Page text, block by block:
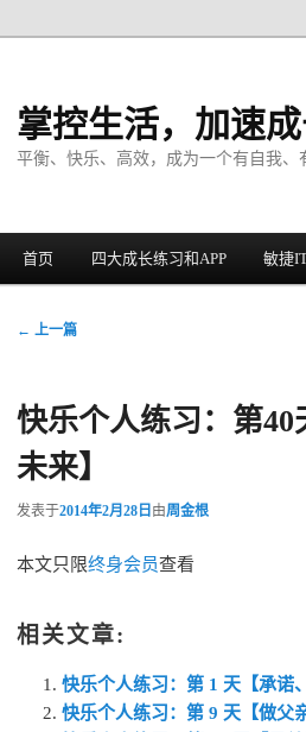
掌控生活，加速成
平衡、快乐、高效，成为一个有自我、
跳至主内容区域
跳至副内容区域
首页 四大成长练习和APP 敏捷
文章导航
← 上一篇
快乐个人练习：第40
未来】
发表于2014年2月28日 由周金根
本文只限终身会员查看
相关文章:
快乐个人练习：第 1 天【承诺
快乐个人练习：第 9 天【做父